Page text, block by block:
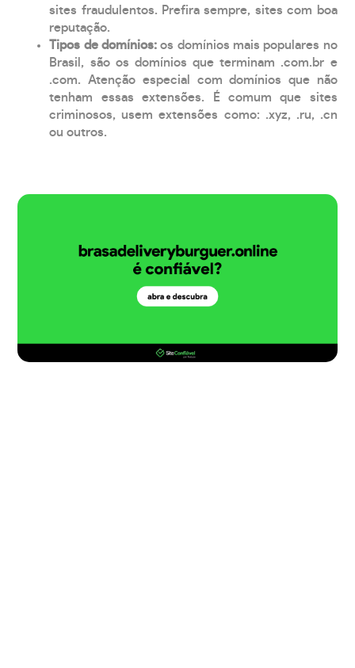
sites fraudulentos. Prefira sempre, sites com boa
reputação.
Tipos de domínios:os domínios mais populares no
Brasil, são os domínios que terminam .com.br e
.com. Atenção especial com domínios que não
tenham essas extensões. É comum que sites
criminosos, usem extensões como: .xyz, .ru, .cn
ou outros.